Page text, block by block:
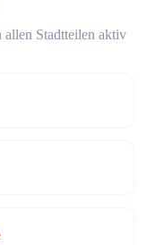
allen Stadtteilen aktiv